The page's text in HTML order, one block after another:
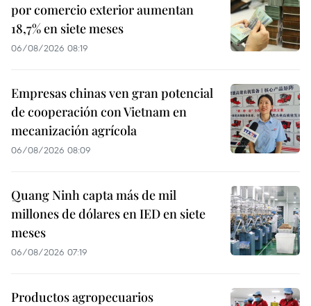
por comercio exterior aumentan
18,7% en siete meses
06/08/2026 08:19
Empresas chinas ven gran potencial
de cooperación con Vietnam en
mecanización agrícola
06/08/2026 08:09
Quang Ninh capta más de mil
millones de dólares en IED en siete
meses
06/08/2026 07:19
Productos agropecuarios